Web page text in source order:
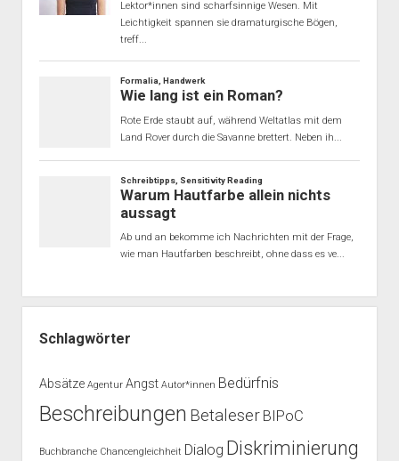
Schlagwörter
Absätze Agentur Angst Autor*innen Bedürfnis
Beschreibungen Betaleser BIPoC
Buchbranche Chancengleichheit Dialog Diskriminierung